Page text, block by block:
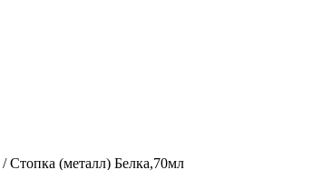
/ Стопка (металл) Белка,70мл